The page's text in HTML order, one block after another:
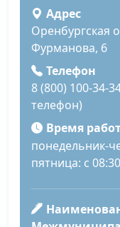
Адрес
Оренбургская
Фурманова, 6
Телефон
8 (800) 100-34-
телефон)
Время
понедельник-
пятница: с